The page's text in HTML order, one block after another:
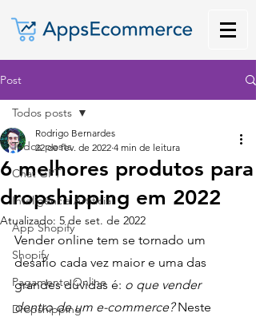
Post
Todos posts
Chat GPT
Inteligência Artificial
App Shopify
Shopify
Pagamento Online
Dropshipping
Todos posts
6 melhores produtos para
dropshipping em 2022
Rodrigo Bernardes
22 de fev. de 2022 4 min de leitura
Atualizado: 5 de set. de 2022
Vender online tem se tornado um
desafio cada vez maior e uma das
grandes dúvidas é: o que vender
dentro de um e-commerce? Neste